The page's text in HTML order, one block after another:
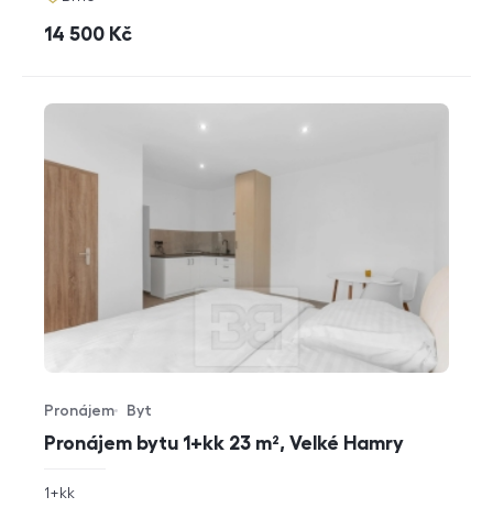
cena
14 500 Kč
Pronájem bytu 1+kk 23 m², Velké Hamry
Typ nabídky
Pronájem
Typ nemovitosti
Byt
rozměry
1+kk